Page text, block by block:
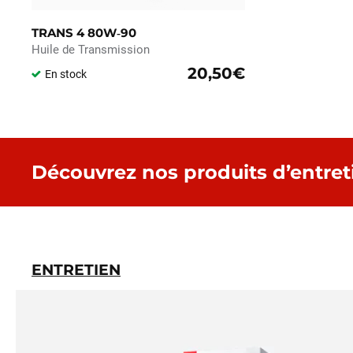
TRANS 4 80W‑90
Huile de Transmission
En stock 20,50€
Découvrez nos produits
ENTRETIEN